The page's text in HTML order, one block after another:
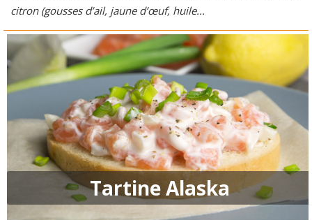
citron (gousses d’ail, jaune d’œuf, huile...
Tartine Alaska